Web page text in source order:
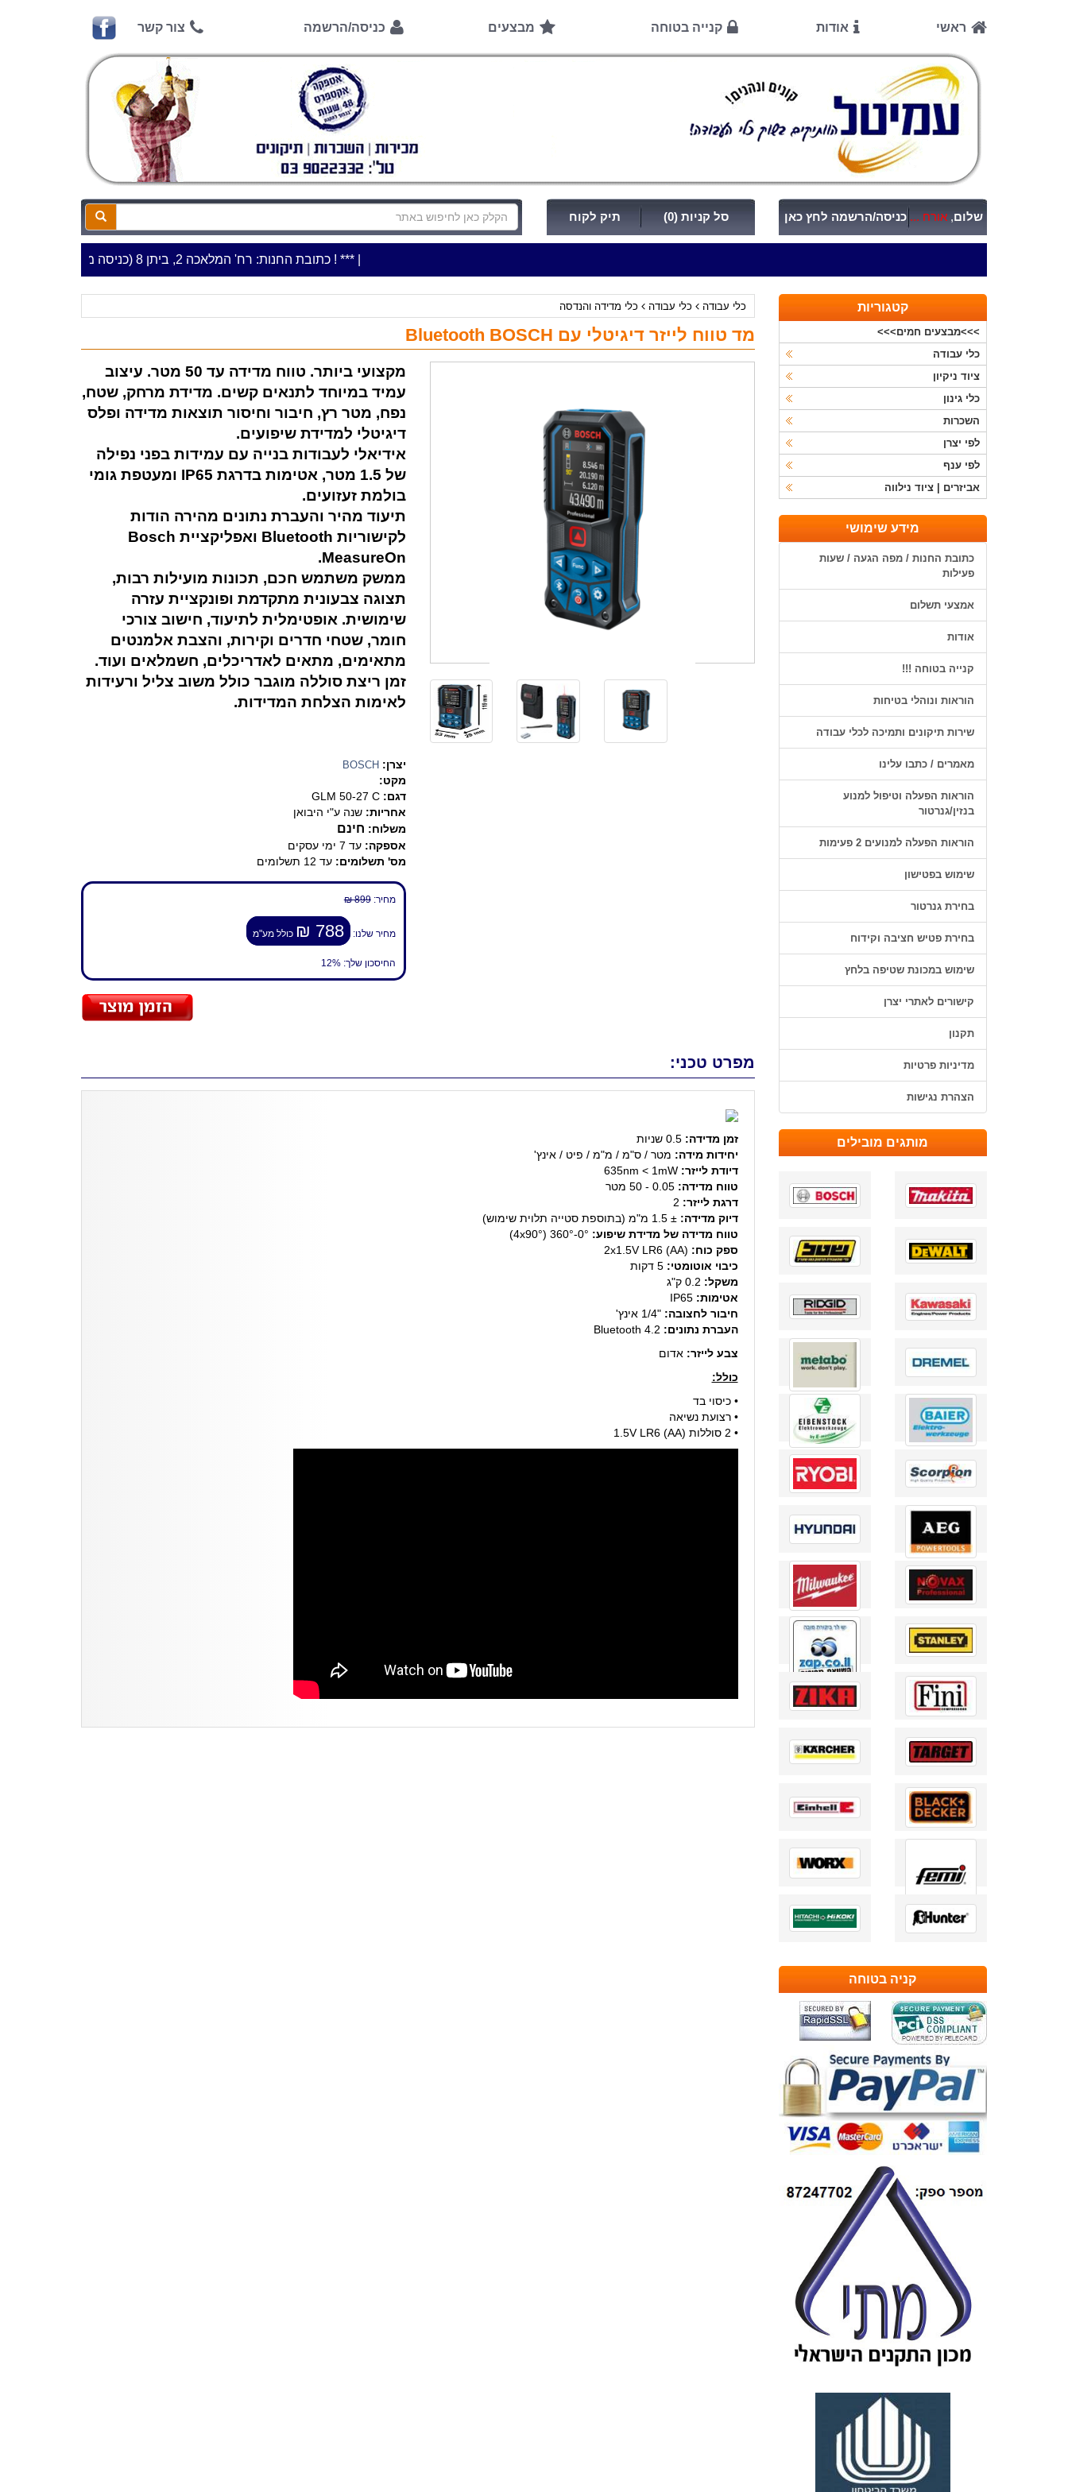
ראשי אודות קנייה בטוחה מבצעים כניסה/הרשמה צור קשר
סל קניות (0) תיק לקוח שלום, אורח ... כניסה/הרשמה לחץ כאן
***כתובת החנות: רח' המלאכה 2, ביתן 8 (כניסה מרח' עמל 5) א.ת.פארק אפק, ראש העין***
כלי עבודה כלי עבודה כלי מדידה והנדסה
מד טווח לייזר דיגיטלי עם Bluetooth BOSCH
מקצועי ביותר. טווח מדידה עד 50 מטר. עיצוב
עמיד במיוחד לתנאים קשים. מדידת מרחק, שטח,
נפח, מטר רץ, חיבור וחיסור תוצאות מדידה ופלס
דיגיטלי למדידת שיפועים.
אידיאלי לעבודות בנייה עם עמידות בפני נפילה
של 1.5 מטר, אטימות בדרגת IP65 ומעטפת גומי
בולמת זעזועים.
תיעוד מהיר והעברת נתונים מהירה הודות
לקישוריות Bluetooth ואפליקציית Bosch
MeasureOn.
ממשק משתמש חכם, תכונות מועילות רבות,
תצוגה צבעונית מתקדמת ופונקציית עזרה
שימושית. אופטימלית לתיעוד, חישוב צורכי
חומר, שטחי חדרים וקירות, והצבת אלמנטים
מתאימים, מתאים לאדריכלים, חשמלאים ועוד.
זמן ריצת סוללה מוגבר כולל משוב צליל ורעידות
לאימות הצלחת המדידות.
יצרן:BOSCH
מקט:
דגם:GLM 50-27 C
אחריות:שנה ע"י היבואן
משלוח: חינם
אספקה:עד 7 ימי עסקים
מס' תשלומים:עד 12 תשלומים
מחיר:899 ₪
מחיר שלנו: 788 ₪ כולל מע"מ
החיסכון שלך:12%
מפרט טכני:
זמן מדידה: 0.5 שניות
יחידות מידה: מטר / ס"מ / מ"מ / פיט / אינץ'
דיודת לייזר: 635nm < 1mW
טווח מדידה: 0.05 - 50 מטר
דרגת לייזר:
דיוק מדידה: ± 1.5 מ"מ (בתוספת סטייה תלוית שימוש)
טווח מדידה של מדידת שיפוע:
ספק כוח:
כיבוי אוטומטי: 5 דקות
משקל:
אטימות: IP65
חיבור לחצובה: "1/4 אינץ'
העברת נתונים:
צבע לייזר: אדום
כולל:
• כיסוי בד
• רצועת נשיאה
• 2 סוללות 1.5V LR6 (AA)
קטגוריות
>>>מבצעים חמים>>>
כלי עבודה
ציוד ניקיון
כלי גינון
השכרות
לפי יצרן
לפי ענף
אביזרים | ציוד נילווה
מידע שימושי
כתובת החנות / מפה הגעה / שעות
פעילות
אמצעי תשלום
אודות
קנייה בטוחה !!!
הוראות ונוהלי בטיחות
שירות תיקונים ותמיכה לכלי עבודה
מאמרים / כתבו עלינו
הוראות הפעלה וטיפול למנוע
בנזין/גנרטור
הוראות הפעלה למנועים 2 פעימות
שימוש בפטישון
בחירת גנרטור
בחירת פטיש חציבה וקידוח
שימוש במכונת שטיפה בלחץ
קישורים לאתרי יצרן
תקנון
מדיניות פרטיות
הצהרת נגישות
מותגים מובילים
קניה בטוחה